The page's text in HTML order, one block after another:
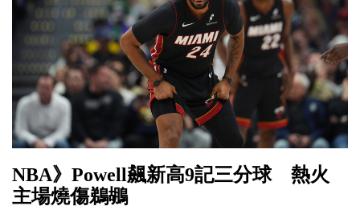
NBA》Powell飆新高9記三分球 熱火
主場燒傷鵜鶘